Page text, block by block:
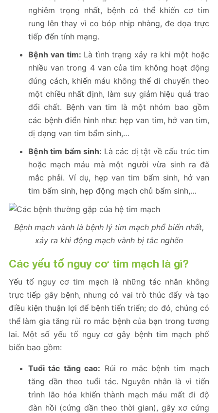
nghiêm trọng nhất, bệnh có thể khiến cơ tim
rung lên thay vì co bóp nhịp nhàng, đe dọa trực
tiếp đến tính mạng.
Bệnh van tim: Là tình trạng xảy ra khi một hoặc
nhiều van trong 4 van của tim không hoạt động
đúng cách, khiến máu không thể di chuyển theo
một chiều nhất định, làm suy giảm hiệu quả trao
đổi chất. Bệnh van tim là một nhóm bao gồm
các bệnh điển hình như: hẹp van tim, hở van tim,
dị dạng van tim bẩm sinh,…
Bệnh tim bẩm sinh: Là các dị tật về cấu trúc tim
hoặc mạch máu mà một người vừa sinh ra đã
mắc phải. Ví dụ, hẹp van tim bẩm sinh, hở van
tim bẩm sinh, hẹp động mạch chủ bẩm sinh,…
Bệnh mạch vành là bệnh lý tim mạch phổ biến nhất,
xảy ra khi động mạch vành bị tắc nghẽn
Các yếu tố nguy cơ tim mạch là gì?
Yếu tố nguy cơ tim mạch là những tác nhân không
trực tiếp gây bệnh, nhưng có vai trò thúc đẩy và tạo
điều kiện thuận lợi để bệnh tiến triển; do đó, chúng có
thể làm gia tăng rủi ro mắc bệnh của bạn trong tương
lai. Một số yếu tố nguy cơ gây bệnh tim mạch phổ
biến bao gồm:
Tuổi tác tăng cao: Rủi ro mắc bệnh tim mạch
tăng dần theo tuổi tác. Nguyên nhân là vì tiến
trình lão hóa khiến thành mạch máu mất đi độ
đàn hồi (cứng dần theo thời gian), gây xơ cứng